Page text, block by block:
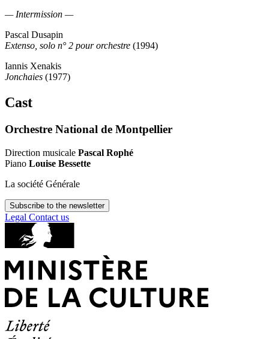
— Intermission —
Pascal Dusapin
Extenso, solo n° 2 pour orchestre (1994)
Iannis Xenakis
Jonchaies (1977)
Cast
Orchestre National de Montpellier
Direction musicale Pascal Rophé
Piano Louise Bessette
La société Générale
Subscribe to the newsletter
Legal Contact us